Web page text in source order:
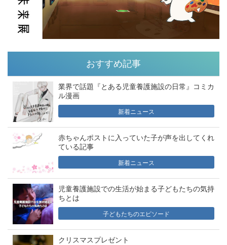
おすすめ記事
業界で話題『とある児童養護施設の日常』コミカ
ル漫画
新着ニュース
赤ちゃんポストに入っていた子が声を出してくれ
ている記事
新着ニュース
児童養護施設での生活が始まる子どもたちの気持
ちとは
子どもたちのエピソード
クリスマスプレゼント